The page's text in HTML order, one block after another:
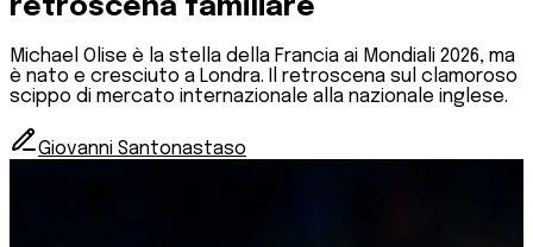
retroscena familiare
Michael Olise è la stella della Francia ai Mondiali 2026, ma
è nato e cresciuto a Londra. Il retroscena sul clamoroso
scippo di mercato internazionale alla nazionale inglese.
Giovanni Santonastaso